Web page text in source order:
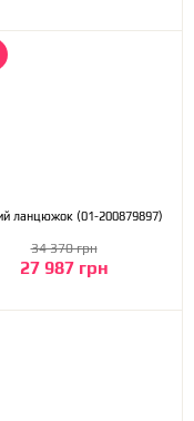
Золотий ланцюжок (01-200879897)
27 987 грн
34 370 грн